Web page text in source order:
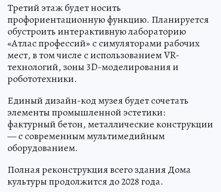
Третий этаж будет носить
профориентационную функцию. Планируется
обустроить интерактивную лабораторию
«Атлас профессий» с симуляторами рабочих
мест, в том числе с использованием VR-
технологий, зоны 3D-моделирования и
робототехники.
Единый дизайн-код музея будет сочетать
элементы промышленной эстетики:
фактурный бетон, металлические конструкции
— с современным мультимедийным
оборудованием.
Полная реконструкция всего здания Дома
культуры продолжится до 2028 года.